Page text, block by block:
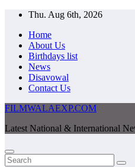
Skip
content
Thu. Aug 6th, 2026
Home
About Us
Birthdays list
News
Disavowal
Contact Us
FILMWALAEXP.COM
Latest National & International